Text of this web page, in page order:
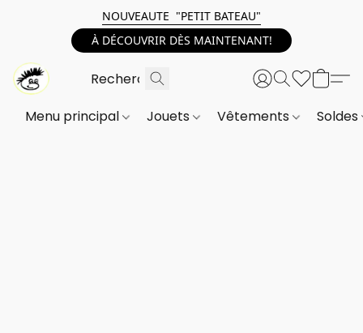
NOUVEAUTE "PETIT BATEAU"
À DÉCOUVRIR DÈS MAINTENANT!
Menu principal Jouets Vêtements Soldes